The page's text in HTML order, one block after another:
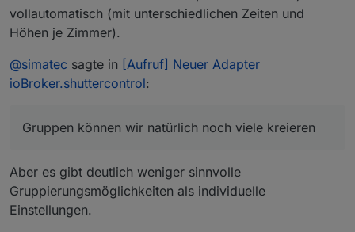
vollautomatisch (mit unterschiedlichen Zeiten und
Höhen je Zimmer).
@simatec sagte in [Aufruf] Neuer Adapter
ioBroker.shuttercontrol:
Gruppen können wir natürlich noch viele kreieren
Aber es gibt deutlich weniger sinnvolle
Gruppierungsmöglichkeiten als individuelle
Einstellungen.